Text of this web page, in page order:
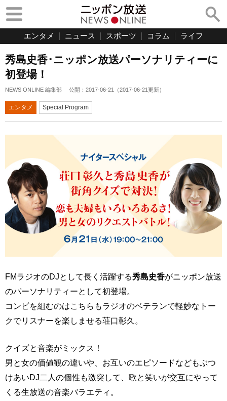
エンタメ ニュース スポーツ コラム ライフ
秀島史香･ニッポン放送パーソナリティーに
初登場！
NEWS ONLINE 編集部 公開： 2017-06-21 （2017-06-21更新）
エンタメ Special Program
FMラジオのDJとして長く活躍する秀島史香がニッポン放送
のパーソナリティーとして初登場。
コンビを組むのはこちらもラジオのベテランで軽妙なトー
クでリスナーを楽しませる荘口彰久。
クイズと音楽がミックス！
男と女の価値観の違いや、お互いのエピソードなどもぶつ
けあいDJ二人の個性も激突して、歌と笑いが交互にやって
くる生放送の音楽バラエティ。